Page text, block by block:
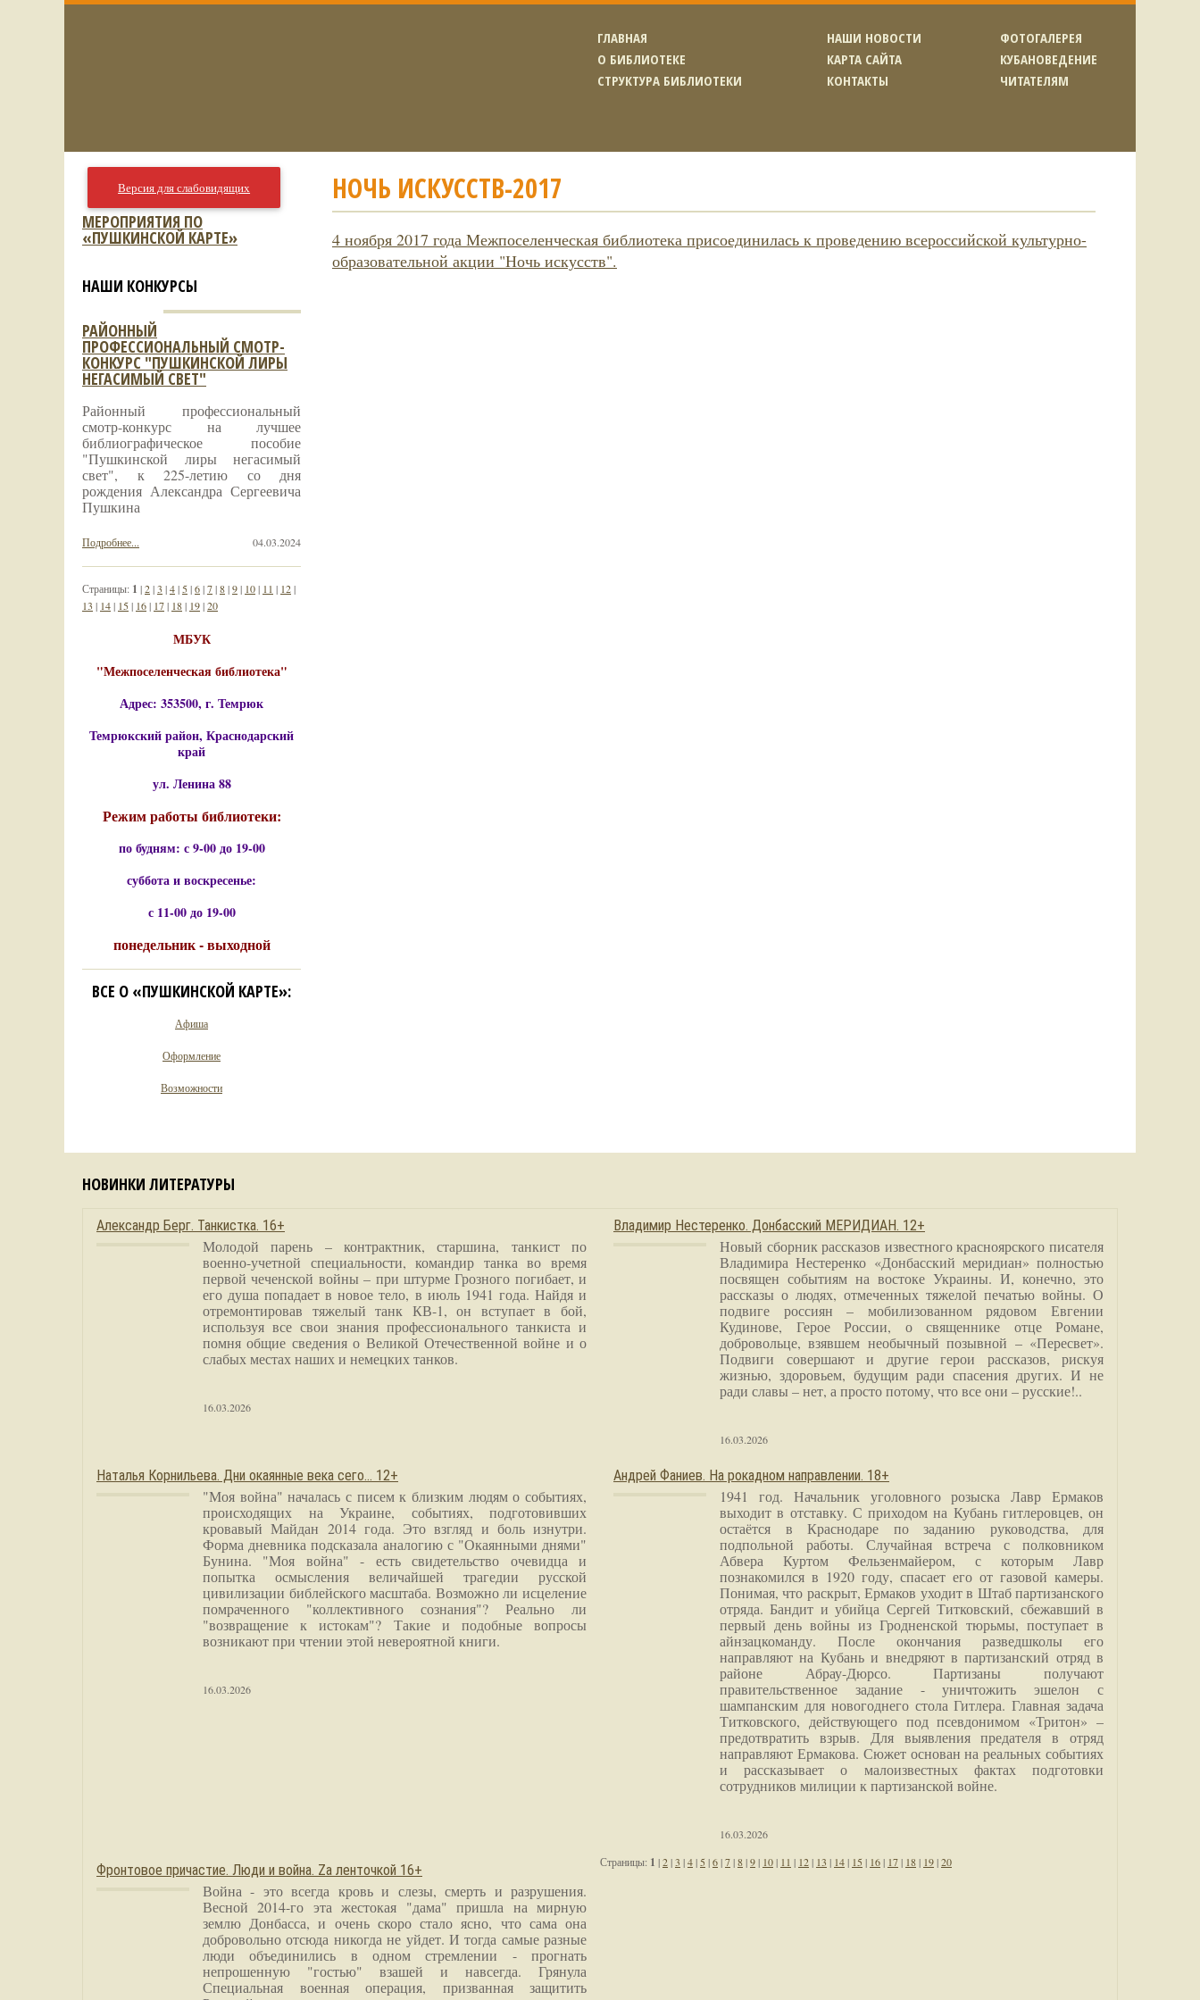
ГЛАВНАЯ
О БИБЛИОТЕКЕ
СТРУКТУРА БИБЛИОТЕКИ
НАШИ НОВОСТИ
КАРТА САЙТА
КОНТАКТЫ
ФОТОГАЛЕРЕЯ
КУБАНОВЕДЕНИЕ
ЧИТАТЕЛЯМ
НОЧЬ ИСКУССТВ-2017
4 ноября 2017 года Межпоселенческая библиотека присоединилась к проведению всероссийской культурно-
образовательной акции "Ночь искусств".
Версия для слабовидящих
МЕРОПРИЯТИЯ ПО
«ПУШКИНСКОЙ КАРТЕ»
НАШИ КОНКУРСЫ
РАЙОННЫЙ
ПРОФЕССИОНАЛЬНЫЙ СМОТР-
КОНКУРС "ПУШКИНСКОЙ ЛИРЫ
НЕГАСИМЫЙ СВЕТ"
Районный профессиональный
смотр-конкурс на лучшее
библиографическое пособие
"Пушкинской лиры негасимый
свет", к 225-летию со дня
рождения Александра Сергеевича
Пушкина
04.03.2024
Подробнее...
Страницы: 1 |2|3 |4| 5|6|7|8|9| 10| 11 | 12|
13 | 14| 15| 16| 17| 18| 19|20
МБУК
"Межпоселенческая библиотека"
Адрес: 353500, г. Темрюк
Темрюкский район, Краснодарский
край
ул. Ленина 88
Режим работы библиотеки:
по будням: с 9-00 до 19-00
суббота и воскресенье:
с 11-00 до 19-00
понедельник - выходной
ВСЕ О «ПУШКИНСКОЙ КАРТЕ»:
Афиша
Оформление
Возможности
НОВИНКИ ЛИТЕРАТУРЫ
Александр Берг. Танкистка. 16+
Молодой парень – контрактник, старшина, танкист по
военно-учетной специальности, командир танка во время
первой чеченской войны – при штурме Грозного погибает, и
его душа попадает в новое тело, в июль 1941 года. Найдя и
отремонтировав тяжелый танк КВ-1, он вступает в бой,
используя все свои знания профессионального танкиста и
помня общие сведения о Великой Отечественной войне и о
слабых местах наших и немецких танков.
16.03.2026
Владимир Нестеренко. Донбасский МЕРИДИАН. 12+
Новый сборник рассказов известного красноярского писателя
Владимира Нестеренко «Донбасский меридиан» полностью
посвящен событиям на востоке Украины. И, конечно, это
рассказы о людях, отмеченных тяжелой печатью войны. О
подвиге россиян – мобилизованном рядовом Евгении
Кудинове, Герое России, о священнике отце Романе,
добровольце, взявшем необычный позывной – «Пересвет».
Подвиги совершают и другие герои рассказов, рискуя
жизнью, здоровьем, будущим ради спасения других. И не
ради славы – нет, а просто потому, что все они – русские!..
16.03.2026
Наталья Корнильева. Дни окаянные века сего… 12+
"Моя война" началась с писем к близким людям о событиях,
происходящих на Украине, событиях, подготовивших
кровавый Майдан 2014 года. Это взгляд и боль изнутри.
Форма дневника подсказала аналогию с "Окаянными днями"
Бунина. "Моя война" - есть свидетельство очевидца и
попытка осмысления величайшей трагедии русской
цивилизации библейского масштаба. Возможно ли исцеление
помраченного "коллективного сознания"? Реально ли
"возвращение к истокам"? Такие и подобные вопросы
возникают при чтении этой невероятной книги.
16.03.2026
Андрей Фаниев. На рокадном направлении. 18+
1941 год. Начальник уголовного розыска Лавр Ермаков
выходит в отставку. С приходом на Кубань гитлеровцев, он
остаётся в Краснодаре по заданию руководства, для
подпольной работы. Случайная встреча с полковником
Абвера Куртом Фельзенмайером, с которым Лавр
познакомился в 1920 году, спасает его от газовой камеры.
Понимая, что раскрыт, Ермаков уходит в Штаб партизанского
отряда. Бандит и убийца Сергей Титковский, сбежавший в
первый день войны из Гродненской тюрьмы, поступает в
айнзацкоманду. После окончания разведшколы его
направляют на Кубань и внедряют в партизанский отряд в
районе Абрау-Дюрсо. Партизаны получают
правительственное задание - уничтожить эшелон с
шампанским для новогоднего стола Гитлера. Главная задача
Титковского, действующего под псевдонимом «Тритон» –
предотвратить взрыв. Для выявления предателя в отряд
направляют Ермакова. Сюжет основан на реальных событиях
и рассказывает о малоизвестных фактах подготовки
сотрудников милиции к партизанской войне.
16.03.2026
Фронтовое причастие. Люди и война. Zа ленточкой 16+
Война - это всегда кровь и слезы, смерть и разрушения.
Весной 2014-го эта жестокая "дама" пришла на мирную
землю Донбасса, и очень скоро стало ясно, что сама она
добровольно отсюда никогда не уйдет. И тогда самые разные
люди объединились в одном стремлении - прогнать
непрошенную "гостью" взашей и навсегда. Грянула
Специальная военная операция, призванная защитить
Страницы: 1 |2|3 |4| 5 |6|7|8|9| 10| 11 | 12| 13 | 14| 15 | 16| 17| 18| 19|20